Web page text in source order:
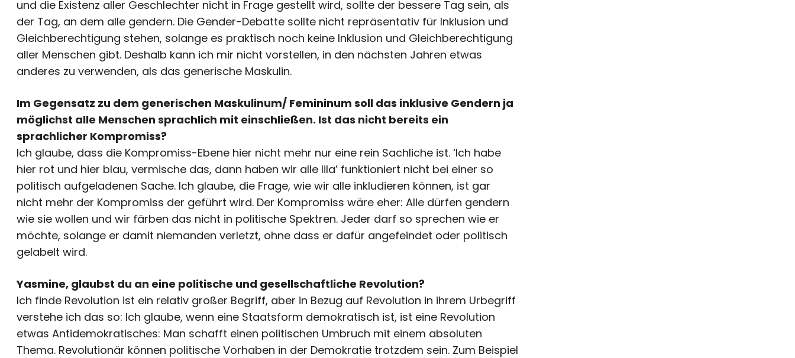
und die Existenz aller Geschlechter nicht in Frage gestellt wird, sollte der bessere Tag sein, als
der Tag, an dem alle gendern. Die Gender-Debatte sollte nicht repräsentativ für Inklusion und
Gleichberechtigung stehen, solange es praktisch noch keine Inklusion und Gleichberechtigung
aller Menschen gibt. Deshalb kann ich mir nicht vorstellen, in den nächsten Jahren etwas
anderes zu verwenden, als das generische Maskulin.
Im Gegensatz zu dem generischen Maskulinum/ Femininum soll das inklusive Gendern ja
möglichst alle Menschen sprachlich mit einschließen. Ist das nicht bereits ein
sprachlicher Kompromiss?
Ich glaube, dass die Kompromiss-Ebene hier nicht mehr nur eine rein Sachliche ist. ‘Ich habe
hier rot und hier blau, vermische das, dann haben wir alle lila’ funktioniert nicht bei einer so
politisch aufgeladenen Sache. Ich glaube, die Frage, wie wir alle inkludieren können, ist gar
nicht mehr der Kompromiss der geführt wird. Der Kompromiss wäre eher: Alle dürfen gendern
wie sie wollen und wir färben das nicht in politische Spektren. Jeder darf so sprechen wie er
möchte, solange er damit niemanden verletzt, ohne dass er dafür angefeindet oder politisch
gelabelt wird.
Yasmine, glaubst du an eine politische und gesellschaftliche Revolution?
Ich finde Revolution ist ein relativ großer Begriff, aber in Bezug auf Revolution in ihrem Urbegriff
verstehe ich das so: Ich glaube, wenn eine Staatsform demokratisch ist, ist eine Revolution
etwas Antidemokratisches: Man schafft einen politischen Umbruch mit einem absoluten
Thema. Revolutionär können politische Vorhaben in der Demokratie trotzdem sein. Zum Beispiel